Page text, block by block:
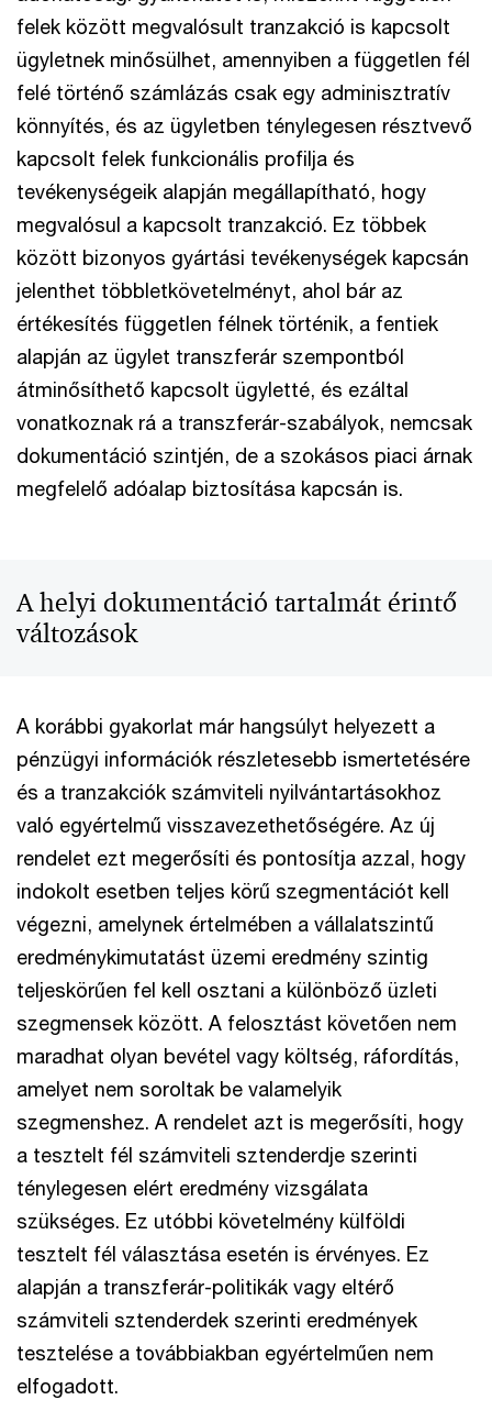
felek között megvalósult tranzakció is kapcsolt
ügyletnek minősülhet, amennyiben a független fél
felé történő számlázás csak egy adminisztratív
könnyítés, és az ügyletben ténylegesen résztvevő
kapcsolt felek funkcionális profilja és
tevékenységeik alapján megállapítható, hogy
megvalósul a kapcsolt tranzakció. Ez többek
között bizonyos gyártási tevékenységek kapcsán
jelenthet többletkövetelményt, ahol bár az
értékesítés független félnek történik, a fentiek
alapján az ügylet transzferár szempontból
átminősíthető kapcsolt ügyletté, és ezáltal
vonatkoznak rá a transzferár-szabályok, nemcsak
dokumentáció szintjén, de a szokásos piaci árnak
megfelelő adóalap biztosítása kapcsán is.
A helyi dokumentáció tartalmát érintő
változások
A korábbi gyakorlat már hangsúlyt helyezett a
pénzügyi információk részletesebb ismertetésére
és a tranzakciók számviteli nyilvántartásokhoz
való egyértelmű visszavezethetőségére. Az új
rendelet ezt megerősíti és pontosítja azzal, hogy
indokolt esetben teljes körű szegmentációt kell
végezni, amelynek értelmében a vállalatszintű
eredménykimutatást üzemi eredmény szintig
teljeskörűen fel kell osztani a különböző üzleti
szegmensek között. A felosztást követően nem
maradhat olyan bevétel vagy költség, ráfordítás,
amelyet nem soroltak be valamelyik
szegmenshez. A rendelet azt is megerősíti, hogy
a tesztelt fél számviteli sztenderdje szerinti
ténylegesen elért eredmény vizsgálata
szükséges. Ez utóbbi követelmény külföldi
tesztelt fél választása esetén is érvényes. Ez
alapján a transzferár-politikák vagy eltérő
számviteli sztenderdek szerinti eredmények
tesztelése a továbbiakban egyértelműen nem
elfogadott.